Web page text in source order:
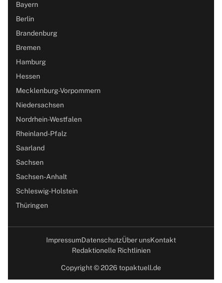
Bayern
Berlin
Brandenburg
Bremen
Hamburg
Hessen
Mecklenburg-Vorpommern
Niedersachsen
Nordrhein-Westfalen
Rheinland-Pfalz
Saarland
Sachsen
Sachsen-Anhalt
Schleswig-Holstein
Thüringen
ImpressumDatenschutzÜber unsKontakt
Redaktionelle Richtlinien
Copyright © 2026 topaktuell.de